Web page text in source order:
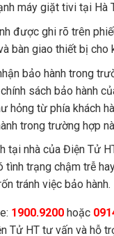
30.000đ
150.000đ
60.000đ
10.000đ
25.000đ
giặt 25.000đ
130.000đ
115.000đ
máy giặt tivi tại Hà
được ghi rõ trên
bàn giao thiết bị cho
bảo hành trong
sách bảo hành
hỏng từ phía khách
trong trường hợp
tại nhà của Điện Tử
tình trạng chậm trễ
tránh việc bảo hành.
1900.9200 hoặc
Tử HT tư vấn và hỗ